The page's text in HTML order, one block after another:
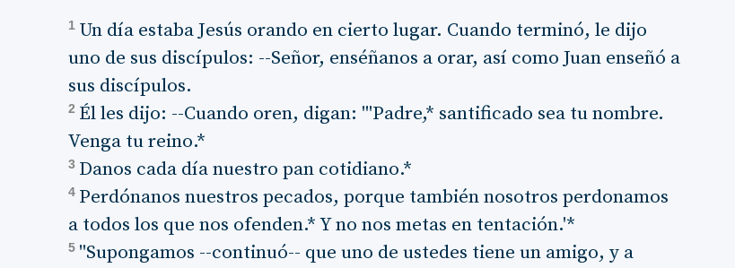
1 Un día estaba Jesús orando en cierto lugar. Cuando terminó, le dijo
uno de sus discípulos: --Señor, enséñanos a orar, así como Juan enseñó a
sus discípulos.
2 Él les dijo: --Cuando oren, digan: "'Padre,* santificado sea tu nombre.
Venga tu reino.*
3 Danos cada día nuestro pan cotidiano.*
4 Perdónanos nuestros pecados, porque también nosotros perdonamos
a todos los que nos ofenden.* Y no nos metas en tentación.'*
5 "Supongamos --continuó-- que uno de ustedes tiene un amigo, y a